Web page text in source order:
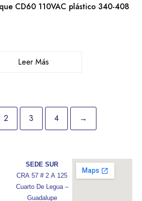
CD60 110VAC plástico 340-408
Leer Más
2 3 4 →
SEDE SUR
CRA 57 # 2 A 125
Cuarto De Legua –
Guadalupe